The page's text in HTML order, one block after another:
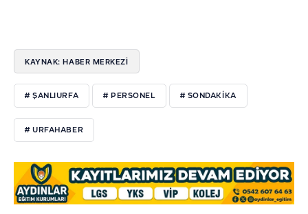
KAYNAK: HABER MERKEZİ
# ŞANLIURFA # PERSONEL # SONDAKIKA
# URFAHABER